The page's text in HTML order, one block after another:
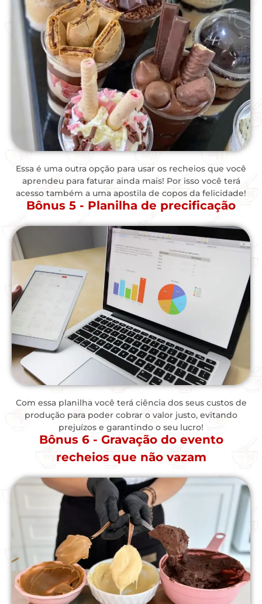
Essa é uma outra opção para usar os recheios que você
aprendeu para faturar ainda mais! Por isso você terá
acesso também a uma apostila de copos da felicidade!
Bônus 5 - Planilha de precificação
Com essa planilha você terá ciência dos seus custos de
produção para poder cobrar o valor justo, evitando
prejuízos e garantindo o seu lucro!
Bônus 6 - Gravação do evento
recheios que não vazam